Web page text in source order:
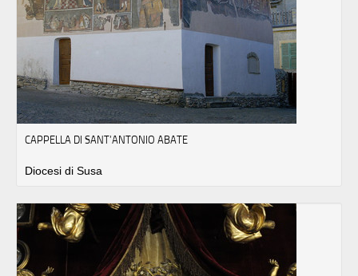
CAPPELLA DI SANT’ANTONIO ABATE
Diocesi di Susa